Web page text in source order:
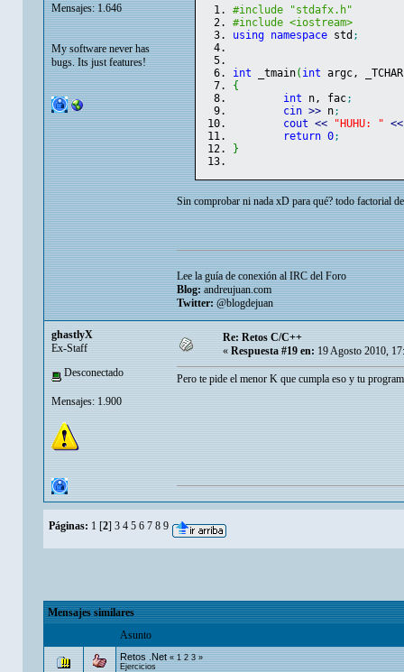
Mensajes: 1.646
My software never has
bugs. Its just features!
#include "stdafx.h"
#include <iostream>
using namespace std ;
int _tmain( int argc, _TCHAR
{
int n, fac;
cin >> n;
cout << "HUHU: " <<
return 0;
}
Sin comprobar ni nada xD para qué? todo factorial
Lee la guía de conexión al IRC del Foro
Blog: andreujuan.com
Twitter: @blogdejuan
ghastlyX
Ex-Staff
Desconectado
Mensajes: 1.900
Re: Retos C/C++
« Respuesta #19 en: 19 Agosto 2010,
Pero te pide el menor K que cumpla eso y tu
Páginas: 1 [2] 3 4 5 6 7 8 9
Mensajes similares
Asunto
Retos .Net «1 2 3»
Ejercicios